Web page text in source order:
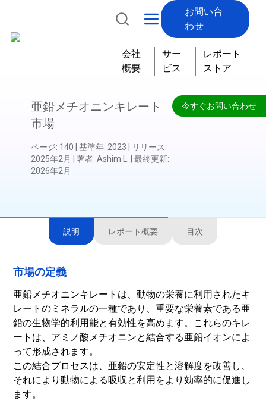
お問い合
わせ
会社
概要
サー
ビス
レポート
ストア
今すぐお問い合わせ
亜鉛メチオニンキレート
市場
ページ: 140 基準年: 2023 リリース:
2025年2月
著者: Ashim L. 最終更新:
2026年2月
説明 レポート概要 目次
市場の定義
亜鉛メチオニンキレートは、動物の栄養に利用されたキ
レートのミネラルの一種であり、重要な栄養素である亜
鉛の生物学的利用能と有効性を高めます。これらのキレ
ートは、アミノ酸メチオニンと結合する亜鉛イオンによ
って形成されます。
この結合プロセスは、亜鉛の安定性と溶解度を改善し、
それにより動物による吸収と利用をより効率的に促進し
ます。